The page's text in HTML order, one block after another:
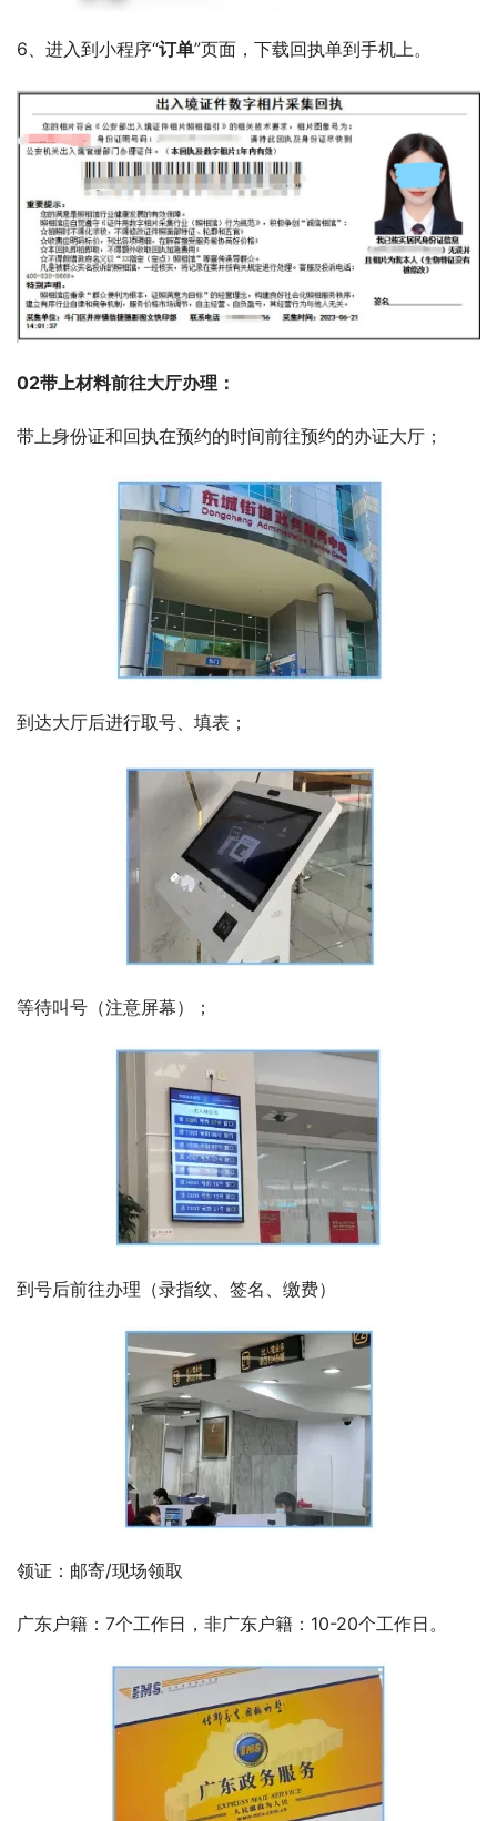
6、进入到小程序“订单”页面，下载回执单到手机上。
02带上材料前往大厅办理：
带上身份证和回执在预约的时间前往预约的办证大厅；
到达大厅后进行取号、填表；
等待叫号（注意屏幕）；
到号后前往办理（录指纹、签名、缴费）
领证：邮寄/现场领取
广东户籍：7个工作日，非广东户籍：10-20个工作日。